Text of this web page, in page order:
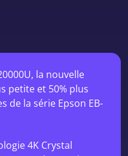
la nouvelle
petite et 50% plus
de la série Epson EB-
4K Crystal